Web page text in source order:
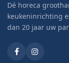
Dé horeca
keukeninrichting
dan 20 jaar uw